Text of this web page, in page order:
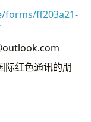
forms/ff203a21-
际红色通讯的朋